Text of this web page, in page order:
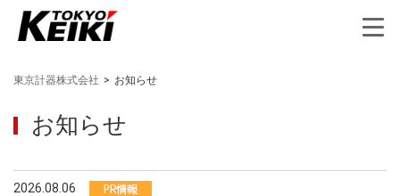
東京計器株式会社 > お知らせ
お知らせ
2026.08.06